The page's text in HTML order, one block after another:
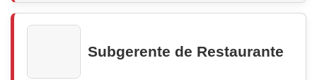
Subgerente de Restaurante